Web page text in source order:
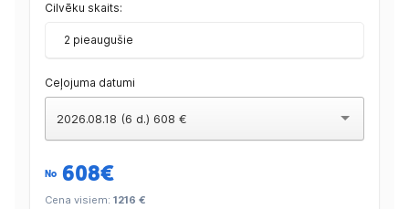
Cilvēku skaits:
2 pieaugušie
Ceļojuma datumi
2026.08.18 (6 d.) 608 €
No 608€
Cena visiem: 1216 €